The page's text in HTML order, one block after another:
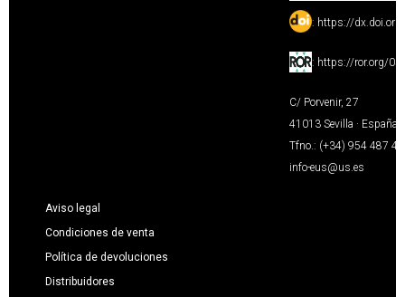
: https://
: https://ror.org/
C/ Porvenir, 27
41013 Sevilla · España
Tfno.: (+34) 954 487
info-eus@us.es
Aviso legal
Condiciones de venta
Política de devoluciones
Distribuidores